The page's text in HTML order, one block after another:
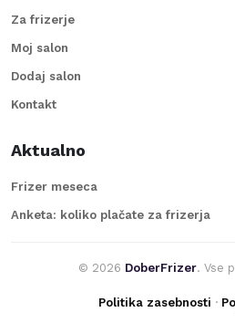
Za frizerje
Moj salon
Dodaj salon
Kontakt
Aktualno
Frizer meseca
Anketa: koliko plačate za frizerja
© 2026 DoberFrizer. Vse
Politika zasebnosti ·